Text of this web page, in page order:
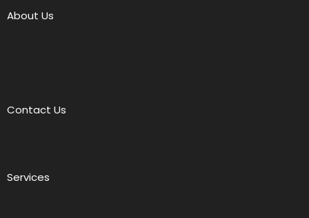
About Us
Contact Us
Services